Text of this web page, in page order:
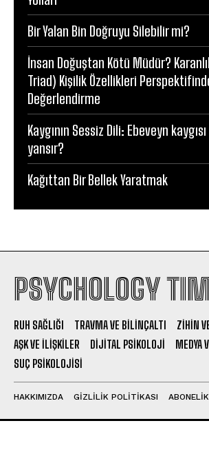
Bir Yalan Bin Doğruyu Silebilir mi?
İnsan Doğuştan Kötü Müdür?
Triad) Kişilik Özellikleri
Değerlendirme
Kaygının Sessiz Dili: Ebeveyn
yansır?
Kağıttan Bir Bellek Yaratmak
PSYCHOLOGY
RUH SAĞLIĞI TRAVMA VE BILINÇALTI
ZIHIN
AŞK VE İLIŞKILER
DIJITAL PSIKOLOJI
MEDYA
SUÇ PSIKOLOJISI
HAKKIMIZDA GIZLILIK POLITIKASI ABONELIK